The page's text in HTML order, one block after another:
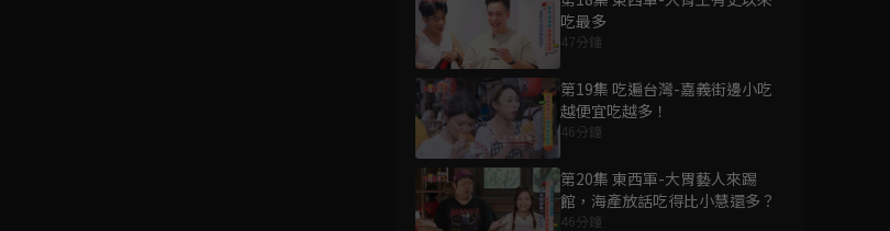
吃最多
47分鐘
第19集 吃遍台灣-嘉義街邊小吃
越便宜吃越多！
46分鐘
第20集 東西軍-大胃藝人來踢
館，海產放話吃得比小慧還多？
46分鐘